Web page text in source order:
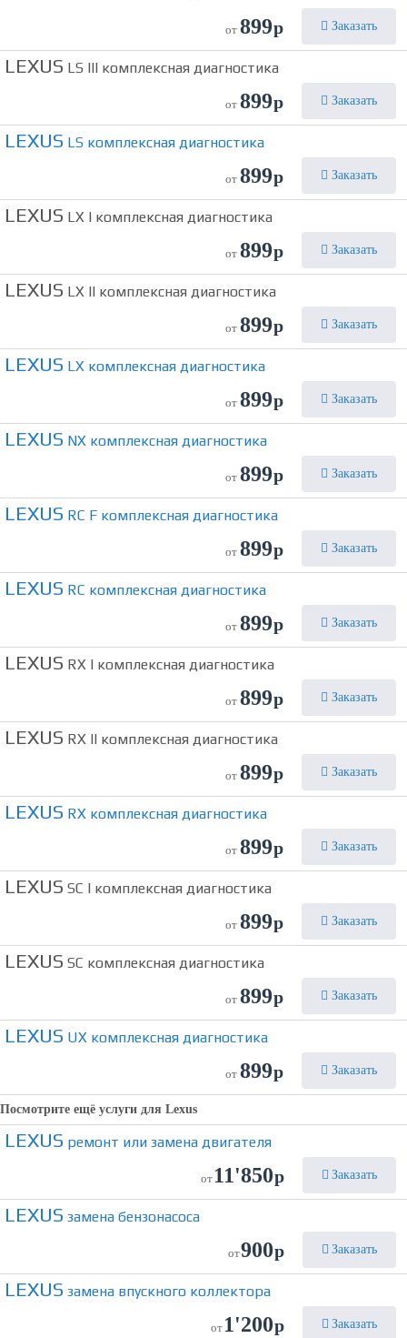
от 899р Заказать
LEXUS LS III комплексная диагностика
от 899р Заказать
LEXUS LS комплексная диагностика
от 899р Заказать
LEXUS LX I комплексная диагностика
от 899р Заказать
LEXUS LX II комплексная диагностика
от 899р Заказать
LEXUS LX комплексная диагностика
от 899р Заказать
LEXUS NX комплексная диагностика
от 899р Заказать
LEXUS RC F комплексная диагностика
от 899р Заказать
LEXUS RC комплексная диагностика
от 899р Заказать
LEXUS RX I комплексная диагностика
от 899р Заказать
LEXUS RX II комплексная диагностика
от 899р Заказать
LEXUS RX комплексная диагностика
от 899р Заказать
LEXUS SC I комплексная диагностика
от 899р Заказать
LEXUS SC комплексная диагностика
от 899р Заказать
LEXUS UX комплексная диагностика
от 899р Заказать
Посмотрите ещё услуги для Lexus
LEXUS ремонт или замена двигателя
от 11'850р Заказать
LEXUS замена бензонасоса
от900р Заказать
LEXUS замена впускного коллектора
от 1'200р Заказать